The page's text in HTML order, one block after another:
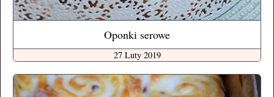
Oponki serowe
27 Luty 2019